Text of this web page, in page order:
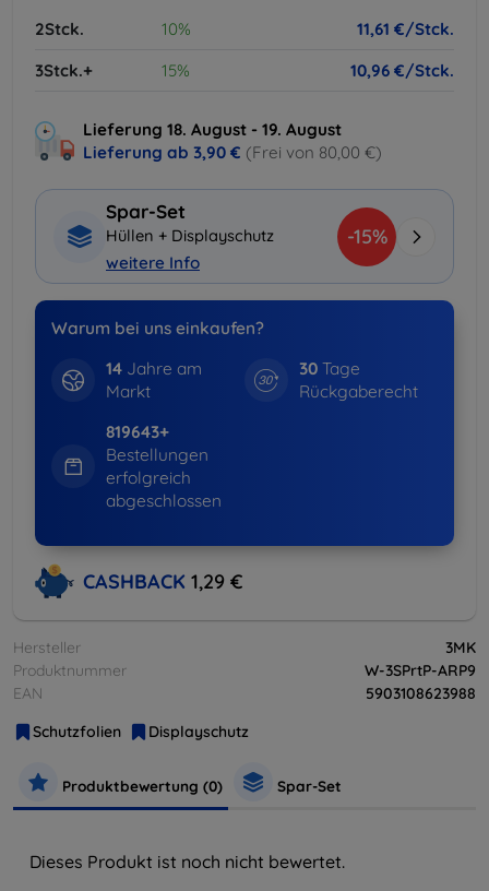
2Stck.
10%
11,61 €/Stck.
3Stck.+
15% 10,96 €/Stck.
Lieferung 18. August - 19. August
Lieferung ab 3,90 € (Frei von 80,00 €)
Spar-Set
Hüllen + Displayschutz
weitere Info
-15%
Warum bei uns einkaufen?
14Jahre am
Markt
30 Tage
Rückgaberecht
819643+
Bestellungen
erfolgreich
abgeschlossen
CASHBACK 1,29 €
Hersteller
3MK
Produktnummer
W-3SPrtP-ARP9
EAN
5903108623988
Schutzfolien
Displayschutz
Produktbewertung (0) Spar-Set
Dieses Produkt ist noch nicht bewertet.